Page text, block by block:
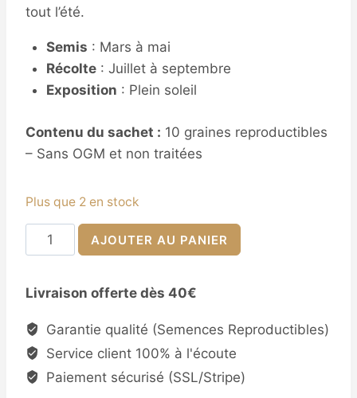
tout l’été.
Semis : Mars à mai
Récolte: Juillet à septembre
Exposition : Plein soleil
Contenu du sachet : 10 graines reproductibles
– Sans OGM et non traitées
Plus que 2 en stock
quantité
de
de
Pastèque
Klondike
Blue
Ribbon
AJOUTER AU PANIER
Livraison offerte dès 40€
Garantie qualité (Semences Reproductibles)
Service client 100% à l'écoute
Paiement sécurisé (SSL/Stripe)